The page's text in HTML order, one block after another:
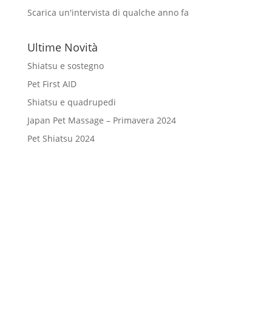
Scarica un'intervista di qualche anno fa
Ultime Novità
Shiatsu e sostegno
Pet First AID
Shiatsu e quadrupedi
Japan Pet Massage – Primavera 2024
Pet Shiatsu 2024